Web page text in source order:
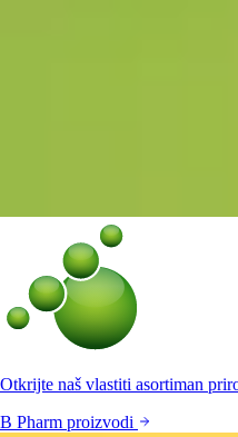
Otkrijte naš vlastiti asortiman
B Pharm proizvodi